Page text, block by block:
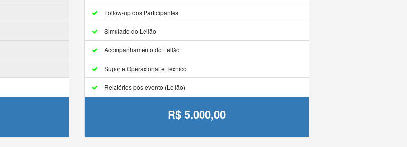
Follow-up dos Participantes
Simulado do Leilão
Acompanhamento do Leilão
Suporte Operacional e Técnico
Relatórios pós-evento (Leilão)
R$ 5.000,00